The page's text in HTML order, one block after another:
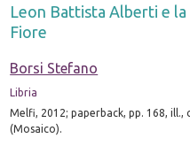
Leon Battista Alberti e la
Fiore
Borsi Stefano
Libria
Melfi, 2012; paperback, pp. 168, ill.,
(Mosaico).